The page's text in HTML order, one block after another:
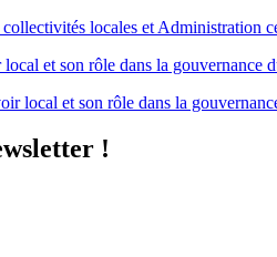
locales et Administration
et son rôle dans la gouvernance
et son rôle dans la gouvernance
!